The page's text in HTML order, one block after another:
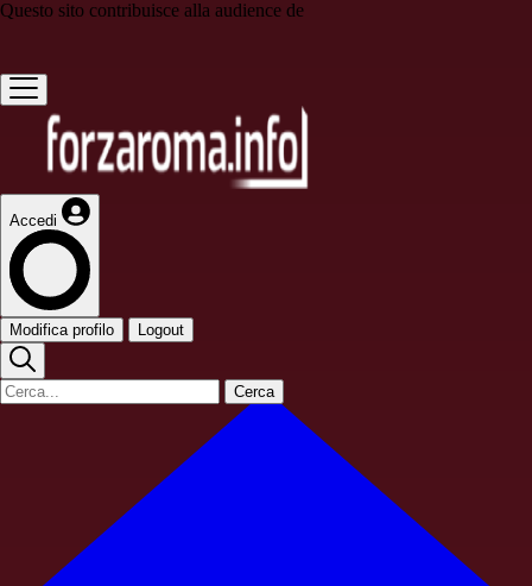
Questo sito contribuisce alla audience de
Accedi
Modifica profilo Logout
Cerca